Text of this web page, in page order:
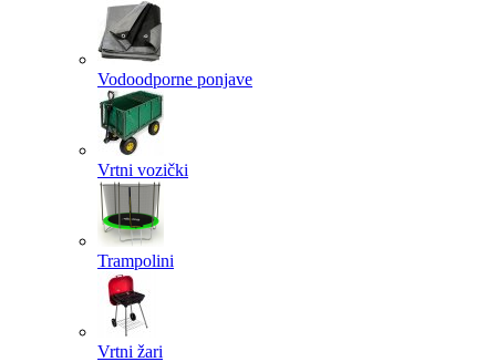
Vodoodporne ponjave
Vrtni vozički
Trampolini
Vrtni žari